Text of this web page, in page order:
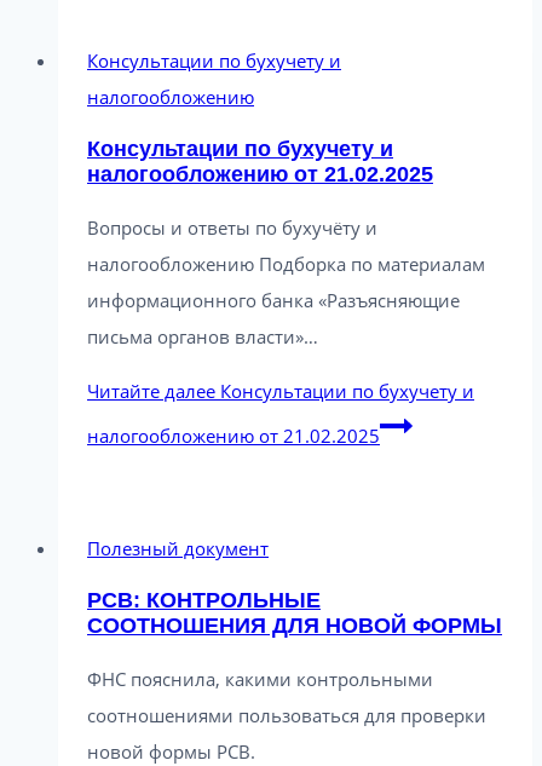
Консультации по бухучету и
налогообложению
Консультации по бухучету и
налогообложению от 21.02.2025
Вопросы и ответы по бухучёту и
налогообложению Подборка по материалам
информационного банка «Разъясняющие
письма органов власти»…
Читайте далее Консультации по бухучету и
налогообложению от 21.02.2025
Полезный документ
РСВ: КОНТРОЛЬНЫЕ
СООТНОШЕНИЯ ДЛЯ НОВОЙ ФОРМЫ
ФНС пояснила, какими контрольными
соотношениями пользоваться для проверки
новой формы РСВ.